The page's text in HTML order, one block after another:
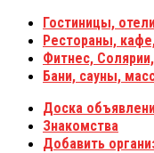
Гостиницы,
Рестораны,
Фитнес,
Бани, сауны,
Доска
Знакомства
Добавить